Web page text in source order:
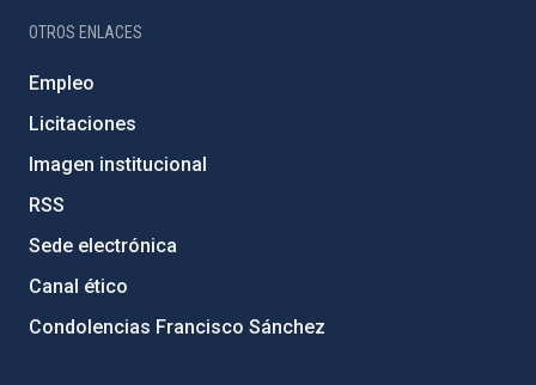
OTROS ENLACES
Empleo
Licitaciones
Imagen institucional
RSS
Sede electrónica
Canal ético
Condolencias Francisco Sánchez